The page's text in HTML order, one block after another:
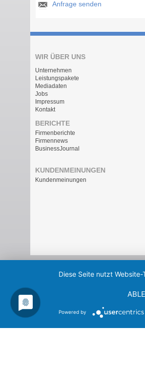
Anfrage senden
WIR ÜBER UNS
Unternehmen
Leistungspakete
Mediadaten
Jobs
Impressum
Kontakt
BERICHTE
Firmenberichte
Firmennews
BusinessJournal
KUNDENMEINUNGEN
Kundenmeinungen
Diese Seite nutzt
Powered by